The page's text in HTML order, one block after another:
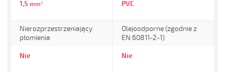
1,5 mm² PVC
Nierozprzestrzeniający
płomienia
Nie
Olejoodporne (zgodnie z
EN 60811-2-1)
Nie